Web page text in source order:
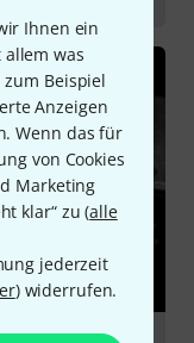
Ihnen ein
was
Beispiel
Anzeigen
Wenn das für
von Cookies
Marketing
klar“ zu (alle
jederzeit
) widerrufen.